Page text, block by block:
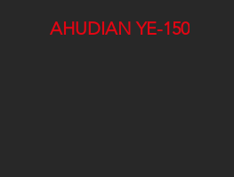
AHUDIAN YE-150